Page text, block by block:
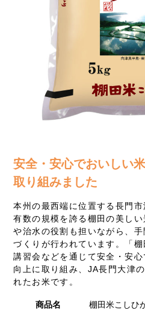
安全・安心でおいしい
取り組みました
本州の最西端に位置する長門
有数の規模を誇る棚田の美し
や治水の役割も担いながら、
づくりが行われています。「
講習会などを通じて安全・安
向上に取り組み、JA長門大津
れたお米です。
商品名
棚田米こしひ